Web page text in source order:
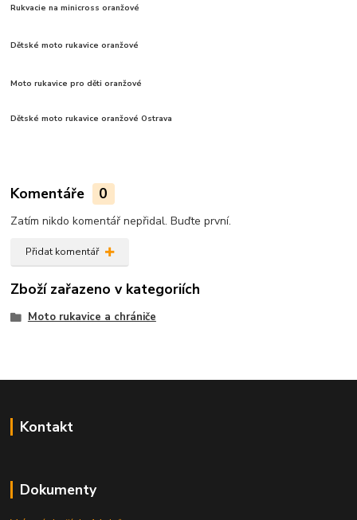
Rukvacie na minicross oranžové
Dětské moto rukavice oranžové
Moto rukavice pro děti oranžové
Dětské moto rukavice oranžové Ostrava
Komentáře 0
Zatím nikdo komentář nepřidal. Buďte první.
Přidat komentář
Zboží zařazeno v kategoriích
Moto rukavice a chrániče
Kontakt
Dokumenty